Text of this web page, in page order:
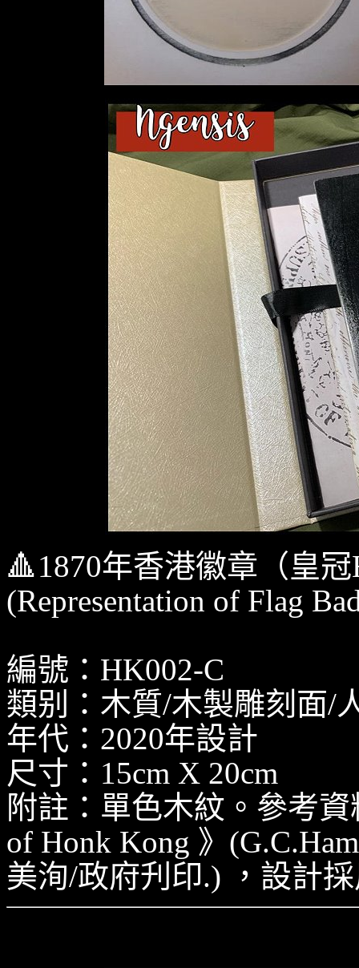
🔺1870年香港徽章（皇
(Representation of Flag
編號：HK002-C
類别：木質/木製雕刻面/
年代：2020年設計
尺寸：15cm X 20cm
附註：單色木紋。參考資
of Honk Kong 》
美洵/政府刋印.) ，設計